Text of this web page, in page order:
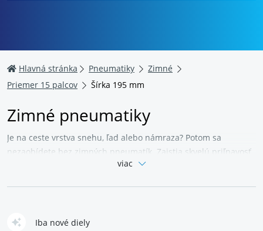
Hlavná stránka Pneumatiky
Zimné
Priemer 15 palcov
Šírka 195 mm
Zimné pneumatiky
Je na ceste vrstva snehu, ľad alebo námraza? Potom sa
nezaobídete bez zimných pneumatík. Zaistia skvelú priľnavosť
k vozovke a skracujú brzdnú dráhu, zlepšujú ovládateľnosť v
zimné pneumatiky rôznych priemerov, pre väčšinu bežných
viac
Iba nové diely